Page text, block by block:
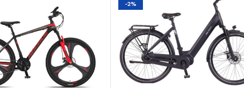
-2%